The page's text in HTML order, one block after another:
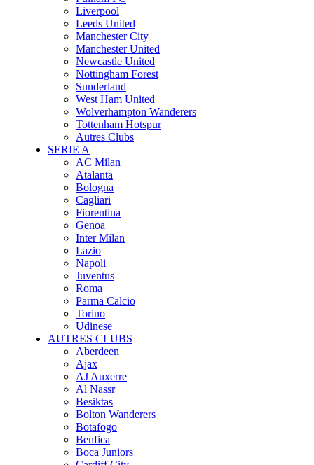
Liverpool
Leeds United
Manchester City
Manchester United
Newcastle United
Nottingham Forest
Sunderland
West Ham United
Wolverhampton Wanderers
Tottenham Hotspur
Autres Clubs
SERIE A
AC Milan
Atalanta
Bologna
Cagliari
Fiorentina
Genoa
Inter Milan
Lazio
Napoli
Juventus
Roma
Parma Calcio
Torino
Udinese
AUTRES CLUBS
Aberdeen
Ajax
AJ Auxerre
Al Nassr
Besiktas
Bolton Wanderers
Botafogo
Benfica
Boca Juniors